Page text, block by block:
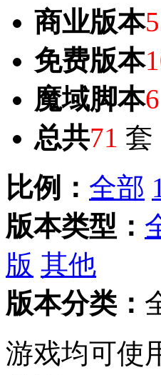
商业版本
免费版本
魔域脚本6
总共71 套
比例： 全部
版本类型：
版 其他
版本分类：
游戏均可使